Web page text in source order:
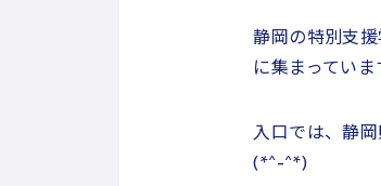
静岡の特別支
に集まっていま
入口では、静
(*^-^*)